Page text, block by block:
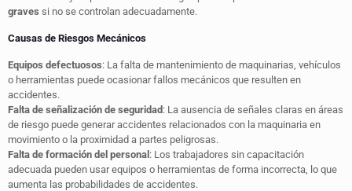
graves si no se controlan adecuadamente.
Causas de Riesgos Mecánicos
Equipos defectuosos: La falta de mantenimiento de maquinarias, vehículos
o herramientas puede ocasionar fallos mecánicos que resulten en
accidentes.
Falta de señalización de seguridad: La ausencia de señales claras en áreas
de riesgo puede generar accidentes relacionados con la maquinaria en
movimiento o la proximidad a partes peligrosas.
Falta de formación del personal: Los trabajadores sin capacitación
adecuada pueden usar equipos o herramientas de forma incorrecta, lo que
aumenta las probabilidades de accidentes.